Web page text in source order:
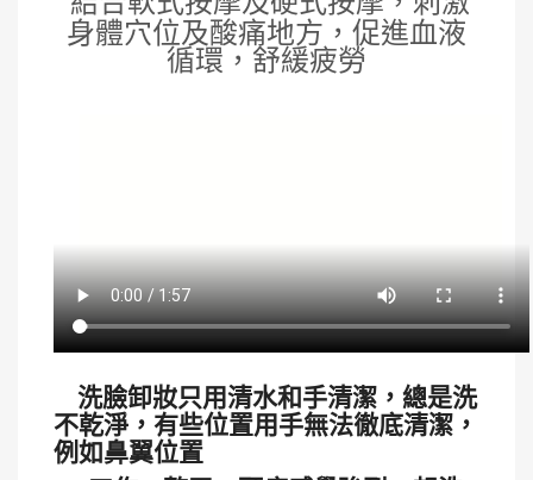
身體穴位及酸痛地方，促進血液
循環，舒緩疲勞
洗臉卸妝只用清水和手清潔，總是洗
不乾淨，有些位置用手無法徹底清潔，
例如鼻翼位置